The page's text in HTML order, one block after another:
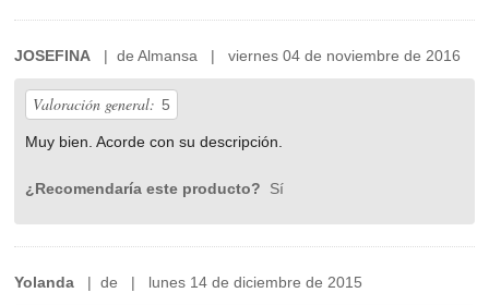
JOSEFINA | de Almansa | viernes 04 de noviembre de 2016
Valoración general: 5
Muy bien. Acorde con su descripción.
¿Recomendaría este producto? Sí
Yolanda | de | lunes 14 de diciembre de 2015